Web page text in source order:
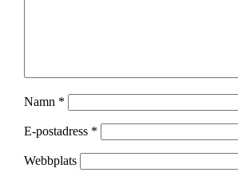
Namn *
E-postadress *
Webbplats